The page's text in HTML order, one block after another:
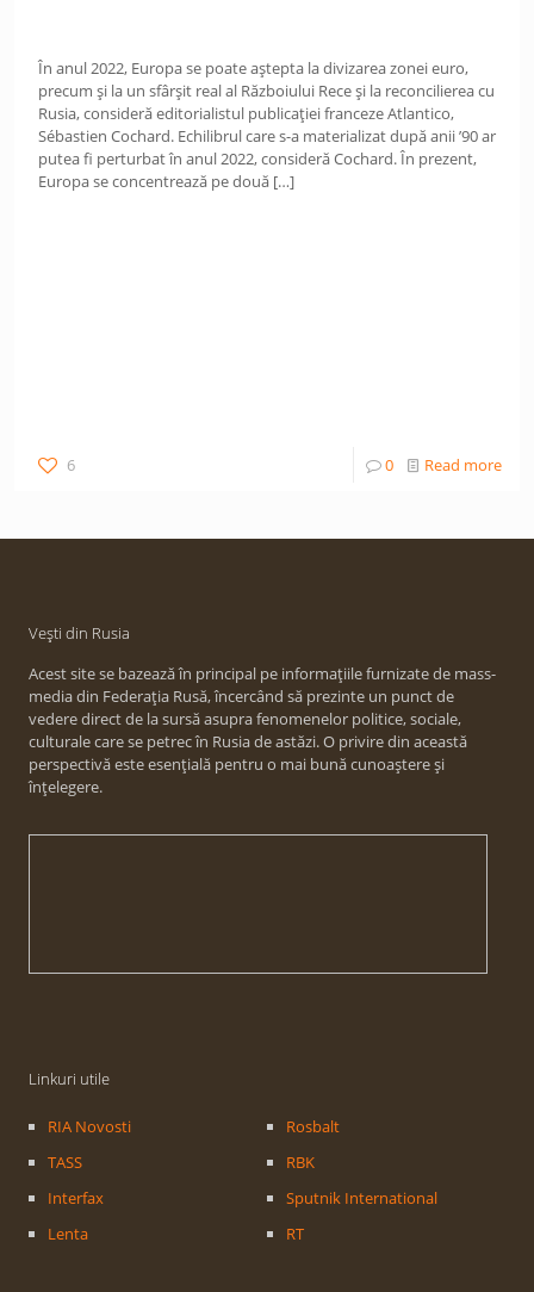
În anul 2022, Europa se poate aștepta la divizarea zonei euro,
precum și la un sfârșit real al Războiului Rece și la reconcilierea cu
Rusia, consideră editorialistul publicației franceze Atlantico,
Sébastien Cochard. Echilibrul care s-a materializat după anii ’90 ar
putea fi perturbat în anul 2022, consideră Cochard. În prezent,
Europa se concentrează pe două […]
6 0 Read more
Vești din Rusia
Acest site se bazează în principal pe informațiile furnizate de mass-
media din Federația Rusă, încercând să prezinte un punct de
vedere direct de la sursă asupra fenomenelor politice, sociale,
culturale care se petrec în Rusia de astăzi. O privire din această
perspectivă este esențială pentru o mai bună cunoaștere și
înțelegere.
Linkuri utile
RIA Novosti
TASS
Interfax
Lenta
Rosbalt
RBK
Sputnik International
RT